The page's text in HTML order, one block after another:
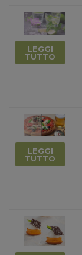
LEGGI
TUTTO
LEGGI
TUTTO